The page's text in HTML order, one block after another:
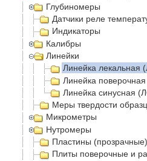
Глубиномеры
Датчики реле
Индикаторы
Калибры
Линейки
Линейка лекальная
Линейка
Линейка синусная
Меры твердости
Микрометры
Нутромеры
Пластины (прозрачные)
Плиты поверочные и